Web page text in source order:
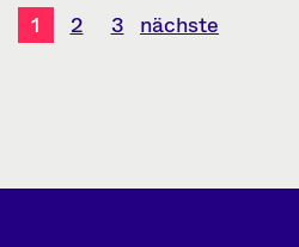
1 2 3 nächste